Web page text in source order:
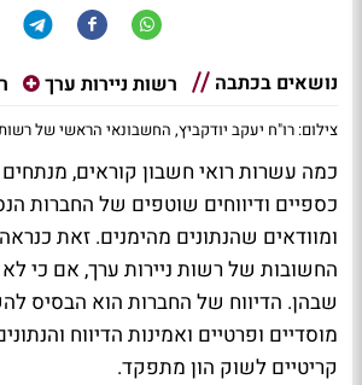
נושאים בכתבה רשות ניירות ערך
צילום: רו"ח יעקב יודקביץ, החשבונאי הראשי של
כמה עשרות רואי חשבון קוראים, מנתחים
כספיים ודיווחים שוטפים של החברות
ומוודאים שהנתונים מהימנים. זאת
החשובות של רשות ניירות ערך, אם כי
שבהן. הדיווח של החברות הוא הבסיס
מוסדיים ופרטיים ואמינות הדיווח
קריטיים לשוק הון מתפקד.